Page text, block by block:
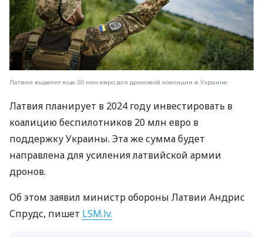
Латвия выделит еще 20 млн евро для дроновой коалиции в Украине
Латвия планирует в 2024 году инвестировать в
коалицию беспилотников 20 млн евро в
поддержку Украины. Эта же сумма будет
направлена ​​для усиления латвийской армии
дронов.
Об этом заявил министр обороны Латвии Андрис
Спрудс, пишет LSM.lv.